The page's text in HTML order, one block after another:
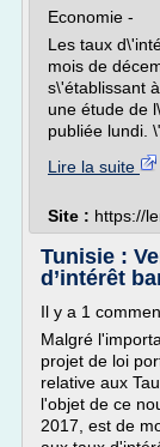
Economie -
Les taux
mois de
s\'établissant
une étude de
publiée lundi.
Lire la suite
Site : https://
Tunisie :
d’intérêt
Il y a 1
Malgré
projet de loi
relative aux
l'objet de ce
2017, est de